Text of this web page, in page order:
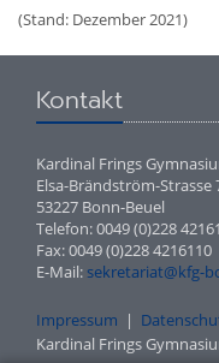
(Stand: Dezember 2021)
Kontakt
Kardinal Frings
Elsa-Brändström-Strasse
53227 Bonn-Beuel
Telefon: 0049 (0)228
Fax: 0049 (0)228 4216110
E-Mail: sekretariat@kfg-
Impressum |
Kardinal Frings